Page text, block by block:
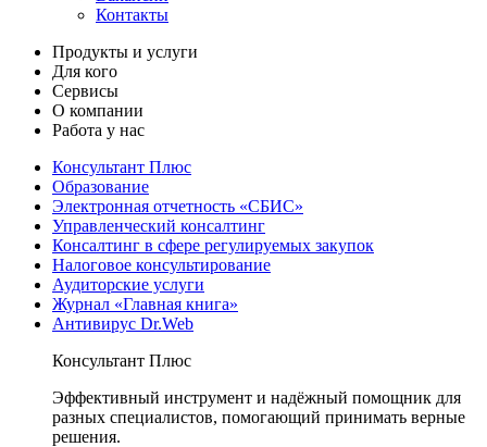
Контакты
Продукты и услуги
Для кого
Сервисы
О компании
Работа у нас
Консультант Плюс
Образование
Электронная отчетность «СБИС»
Управленческий консалтинг
Консалтинг в сфере регулируемых закупок
Налоговое консультирование
Аудиторские услуги
Журнал «Главная книга»
Антивирус Dr.Web
Консультант Плюс
Эффективный инструмент и надёжный помощник для
разных специалистов, помогающий принимать верные
решения.